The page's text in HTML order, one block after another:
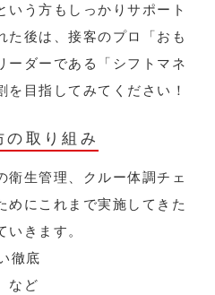
いう方もしっかりサポート
た後は、接客のプロ「おも
ーダーである「シフトマネ
目指してみてください！
の取り組み
衛生管理、クルー体調チェ
めにこれまで実施してきた
きます。
徹底
など